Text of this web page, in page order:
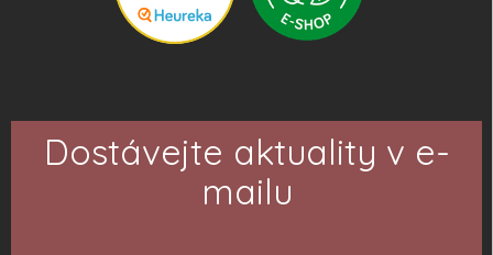
Dostávejte aktuality v e-
mailu